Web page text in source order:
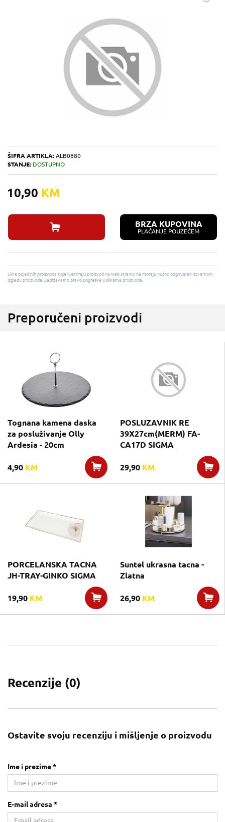
ŠIFRA ARTIKLA: ALB0880
STANJE: DOSTUPNO
10,90 KM
BRZA KUPOVINA
PLAĆANJE POUZEĆEM
Slike pojedinih proizvoda koje ilustriraju proizvod na web stranici ne moraju nužno odgovarati stvarnom
izgledu proizvoda. Zadržavamo pravo pogreške u slikama proizvoda.
Preporučeni proizvodi
Tognana kamena daska
za posluživanje Olly
Ardesia - 20cm
4,90 KM
POSLUZAVNIK RE
39X27cm(MERM) FA-
CA17D SIGMA
29,90 KM
PORCELANSKA TACNA
JH-TRAY-GINKO SIGMA
19,90 KM
Suntel ukrasna tacna -
Zlatna
26,90 KM
Recenzije (0)
Ostavite svoju recenziju i mišljenje o proizvodu
Ime i prezime *
E-mail adresa *